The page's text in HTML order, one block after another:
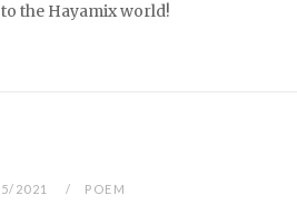
the Hayamix world!
2021 POEM